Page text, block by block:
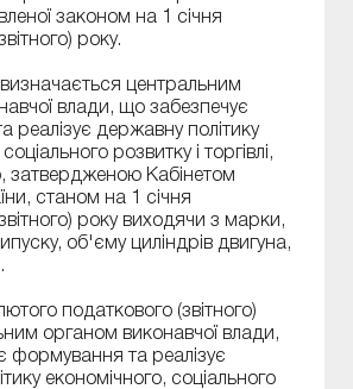
законом на 1 січня
року.
визначається центральним
влади, що забезпечує
реалізує державну політику
розвитку і торгівлі,
затвердженою Кабінетом
станом на 1 січня
року виходячи з марки,
об'єму циліндрів двигуна,
податкового (звітного)
органом виконавчої влади,
формування та реалізує
економічного, соціального